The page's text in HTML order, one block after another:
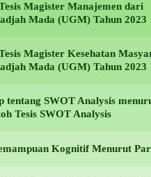
Magister Manajemen dari
Mada (UGM) Tahun 2023
Magister Kesehatan
Mada (UGM) Tahun 2023
tentang SWOT Analysis
Tesis SWOT Analysis
Kognitif Menurut